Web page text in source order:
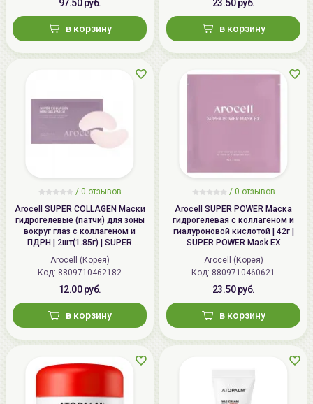
97.50 руб.
в корзину
23.50 руб.
в корзину
/ 0 отзывов
Arocell SUPER COLLAGEN Маски
гидрогелевые (патчи) для зоны
вокруг глаз с коллагеном и
ПДРН | 2шт(1.85г) | SUPER
COLLAGEN Gel Patch mini
Arocell (Корея)
Код: 8809710462182
12.00 руб.
в корзину
/ 0 отзывов
Arocell SUPER POWER Маска
гидрогелевая с коллагеном и
гиалуроновой кислотой | 42г |
SUPER POWER Mask EX
Arocell (Корея)
Код: 8809710460621
23.50 руб.
в корзину